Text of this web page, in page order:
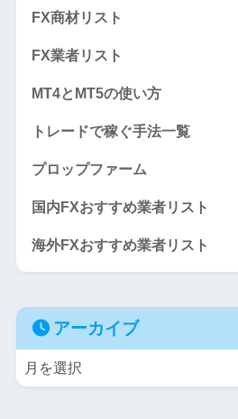
FX商材リスト
FX業者リスト
MT4とMT5の使い方
トレードで稼ぐ手法一覧
プロップファーム
国内FXおすすめ業者リスト
海外FXおすすめ業者リスト
アーカイブ